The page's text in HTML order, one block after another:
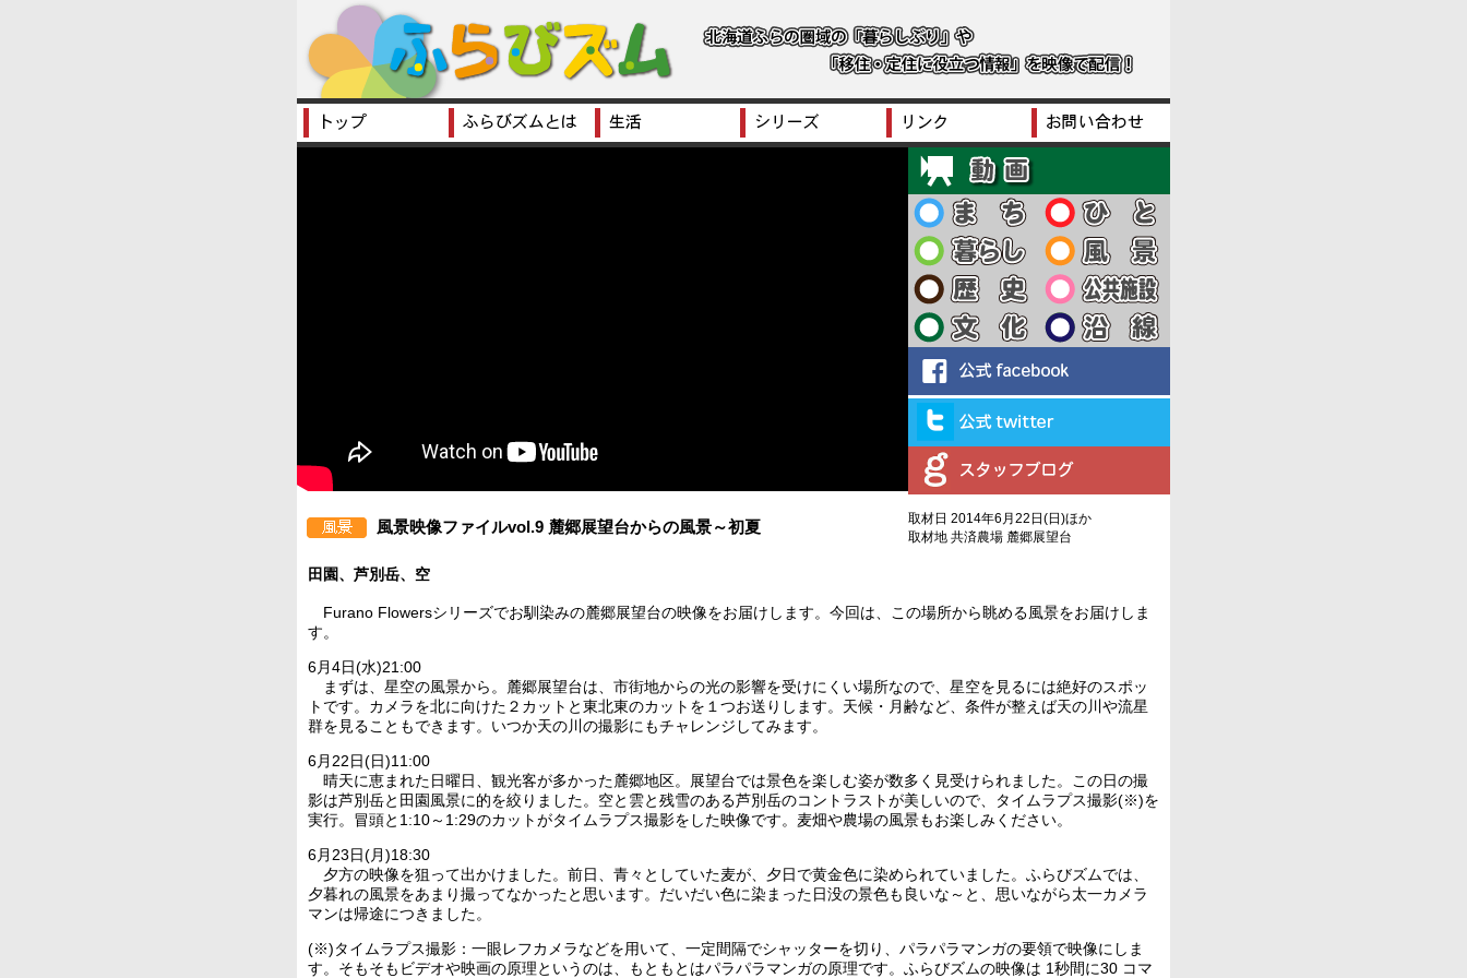
風景映像ファイルvol.9 麓郷展望台からの風景～初夏
取材日 2014年6月22日(日)ほか
取材地 共済農場 麓郷展望台
田園、芦別岳、空
Furano Flowersシリーズでお馴染みの麓郷展望台の映像をお届けします。今回は、この場所から眺める風景をお届けしま
す。
6月4日(水)21:00
まずは、星空の風景から。麓郷展望台は、市街地からの光の影響を受けにくい場所なので、星空を見るには絶好のスポッ
トです。カメラを北に向けた２カットと東北東のカットを１つお送りします。天候・月齢など、条件が整えば天の川や流星
群を見ることもできます。いつか天の川の撮影にもチャレンジしてみます。
6月22日(日)11:00
晴天に恵まれた日曜日、観光客が多かった麓郷地区。展望台では景色を楽しむ姿が数多く見受けられました。この日の撮
影は芦別岳と田園風景に的を絞りました。空と雲と残雪のある芦別岳のコントラストが美しいので、タイムラプス撮影(※)を
実行。冒頭と1:10～1:29のカットがタイムラプス撮影をした映像です。麦畑や農場の風景もお楽しみください。
6月23日(月)18:30
夕方の映像を狙って出かけました。前日、青々としていた麦が、夕日で黄金色に染められていました。ふらびズムでは、
夕暮れの風景をあまり撮ってなかったと思います。だいだい色に染まった日没の景色も良いな～と、思いながら太一カメラ
マンは帰途につきました。
(※)タイムラプス撮影：一眼レフカメラなどを用いて、一定間隔でシャッターを切り、パラパラマンガの要領で映像にしま
す。そもそもビデオや映画の原理というのは、もともとはパラパラマンガの原理です。ふらびズムの映像は 1秒間に30 コマ